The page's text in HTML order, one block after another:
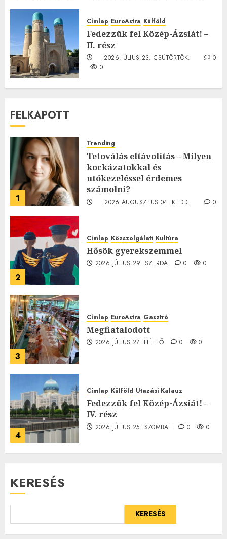
2026.JÚLIUS.23. CSÜTÖRTÖK.
0
Címlap EuroAstra Külföld
Fedezzük fel Közép-Ázsiát! –
II. rész
2026.JÚLIUS.23. CSÜTÖRTÖK.
0
0
FELKAPOTT
1
Trending
Tetoválás eltávolítás – Milyen
kockázatokkal és
utókezeléssel érdemes
számolni?
2026.AUGUSZTUS.04. KEDD.
0
2
Címlap Közszolgálati Kultúra
Hősök gyerekszemmel
2026.JÚLIUS.29. SZERDA. 0 0
3
Címlap EuroAstra Gasztró
Megfiatalodott
2026.JÚLIUS.27. HÉTFŐ. 0 0
4
Címlap Külföld Utazási Kalauz
Fedezzük fel Közép-Ázsiát! –
IV. rész
2026.JÚLIUS.25. SZOMBAT. 0 0
KERESÉS
KERESÉS